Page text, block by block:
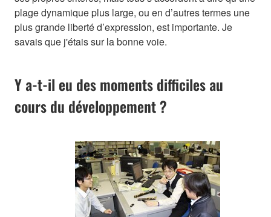
plage dynamique plus large, ou en d’autres termes une
plus grande liberté d’expression, est importante. Je
savais que j'étais sur la bonne voie.
Y a-t-il eu des moments difficiles au
cours du développement ?